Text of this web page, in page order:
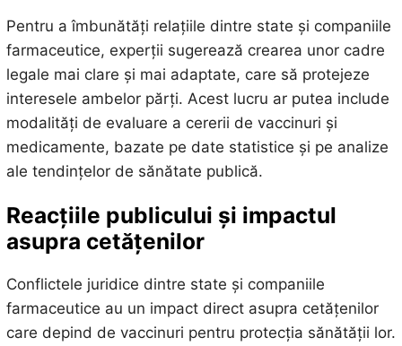
Pentru a îmbunătăți relațiile dintre state și companiile
farmaceutice, experții sugerează crearea unor cadre
legale mai clare și mai adaptate, care să protejeze
interesele ambelor părți. Acest lucru ar putea include
modalități de evaluare a cererii de vaccinuri și
medicamente, bazate pe date statistice și pe analize
ale tendințelor de sănătate publică.
Reacțiile publicului și impactul
asupra cetățenilor
Conflictele juridice dintre state și companiile
farmaceutice au un impact direct asupra cetățenilor
care depind de vaccinuri pentru protecția sănătății lor.